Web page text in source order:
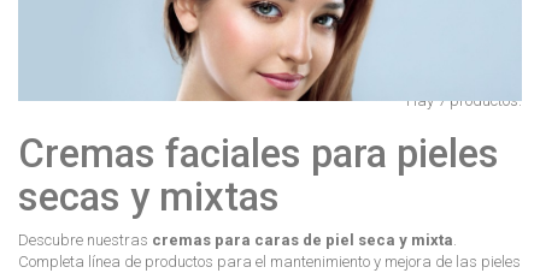
Hay 7 productos.
Cremas faciales para pieles
secas y mixtas
Descubre nuestras cremas para caras de piel seca y mixta.
Completa línea de productos para el mantenimiento y mejora de las pieles